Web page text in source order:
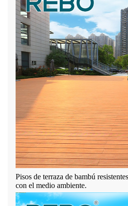
Pisos de terraza de bambú
con el medio ambiente.